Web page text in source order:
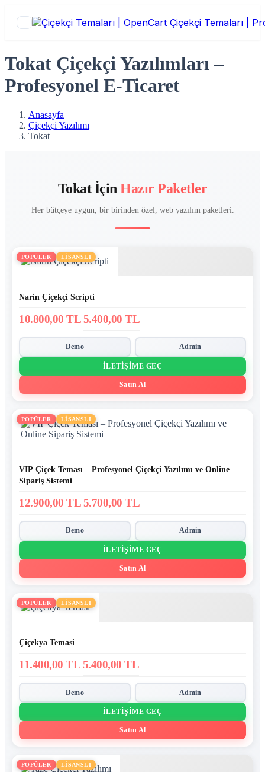
Tokat Çiçekçi Yazılımları –
Profesyonel E-Ticaret
Anasayfa
Çiçekçi Yazılımı
Tokat
Tokat İçinHazır Paketler
Her bütçeye uygun, bir birinden özel, web yazılım paketleri.
POPÜLER LİSANSLI
Narin Çiçekçi Scripti
10.800,00 TL5.400,00 TL
Demo Admin
İLETIŞIME GEÇ
Satın Al
POPÜLER LİSANSLI
VIP Çiçek Teması – Profesyonel Çiçekçi Yazılımı ve Online
Sipariş Sistemi
12.900,00 TL5.700,00 TL
Demo Admin
İLETIŞIME GEÇ
Satın Al
POPÜLER LİSANSLI
Çiçekya Temasi
11.400,00 TL5.400,00 TL
Demo Admin
İLETIŞIME GEÇ
Satın Al
POPÜLER LİSANSLI